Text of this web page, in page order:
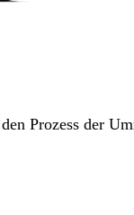
Prozess der